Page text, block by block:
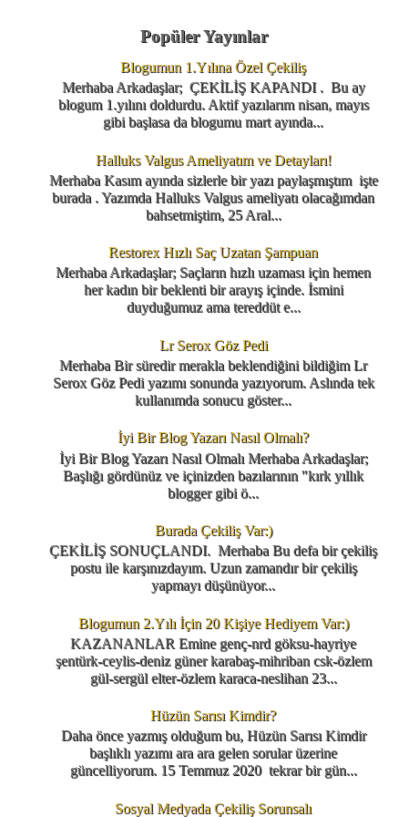
Popüler Yayınlar
Blogumun 1.Yılına Özel Çekiliş
Merhaba Arkadaşlar; ÇEKİLİŞ KAPANDI . Bu ay
blogum 1.yılını doldurdu. Aktif yazılarım nisan, mayıs
gibi başlasa da blogumu mart ayında...
Halluks Valgus Ameliyatım ve Detayları!
Merhaba Kasım ayında sizlerle bir yazı paylaşmıştım işte
burada . Yazımda Halluks Valgus ameliyatı olacağımdan
bahsetmiştim, 25 Aral...
Restorex Hızlı Saç Uzatan Şampuan
Merhaba Arkadaşlar; Saçların hızlı uzaması için hemen
her kadın bir beklenti bir arayış içinde. İsmini
duyduğumuz ama tereddüt e...
Lr Serox Göz Pedi
Merhaba Bir süredir merakla beklendiğini bildiğim Lr
Serox Göz Pedi yazımı sonunda yazıyorum. Aslında tek
kullanımda sonucu göster...
İyi Bir Blog Yazarı Nasıl Olmalı?
İyi Bir Blog Yazarı Nasıl Olmalı Merhaba Arkadaşlar;
Başlığı gördünüz ve içinizden bazılarının "kırk yıllık
blogger gibi ö...
Burada Çekiliş Var:)
ÇEKİLİŞ SONUÇLANDI. Merhaba Bu defa bir çekiliş
postu ile karşınızdayım. Uzun zamandır bir çekiliş
yapmayı düşünüyor...
Blogumun 2.Yılı İçin 20 Kişiye Hediyem Var:)
KAZANANLAR Emine genç-nrd göksu-hayriye
şentürk-ceylis-deniz güner karabaş-mihriban csk-özlem
gül-sergül elter-özlem karaca-neslihan 23...
Hüzün Sarısı Kimdir?
Daha önce yazmış olduğum bu, Hüzün Sarısı Kimdir
başlıklı yazımı ara ara gelen sorular üzerine
güncelliyorum. 15 Temmuz 2020 tekrar bir gün...
Sosyal Medyada Çekiliş Sorunsalı